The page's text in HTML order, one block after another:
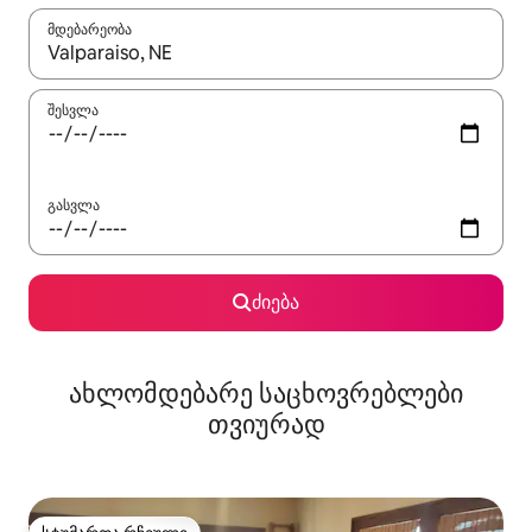
მდებარეობა
როცა შედეგები ხელმისაწვდომი გახდება, ნავიგაციისთვის
შესვლა
გასვლა
ძიება
ახლომდებარე საცხოვრებლები
თვიურად